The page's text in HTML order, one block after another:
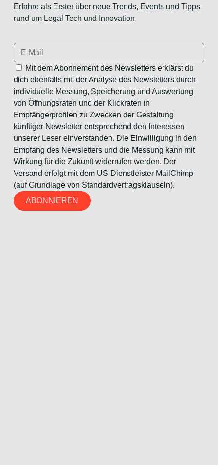
Erfahre als Erster über neue Trends, Events und Tipps
rund um Legal Tech und Innovation
Mit dem Abonnement des Newsletters erklärst du
dich ebenfalls mit der Analyse des Newsletters durch
individuelle Messung, Speicherung und Auswertung
von Öffnungsraten und der Klickraten in
Empfängerprofilen zu Zwecken der Gestaltung
künftiger Newsletter entsprechend den Interessen
unserer Leser einverstanden. Die Einwilligung in den
Empfang des Newsletters und die Messung kann mit
Wirkung für die Zukunft widerrufen werden. Der
Versand erfolgt mit dem US-Dienstleister MailChimp
(auf Grundlage von Standardvertragsklauseln).
ABONNIEREN